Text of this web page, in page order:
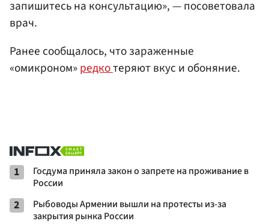
запишитесь на консультацию», — посоветовала
врач.
Ранее сообщалось, что зараженные
«омикроном»редкотеряют вкус и обоняние.
1
Госдума приняла закон о запрете на проживание в
России
2
Рыбоводы Армении вышли на протесты из-за
закрытия рынка России